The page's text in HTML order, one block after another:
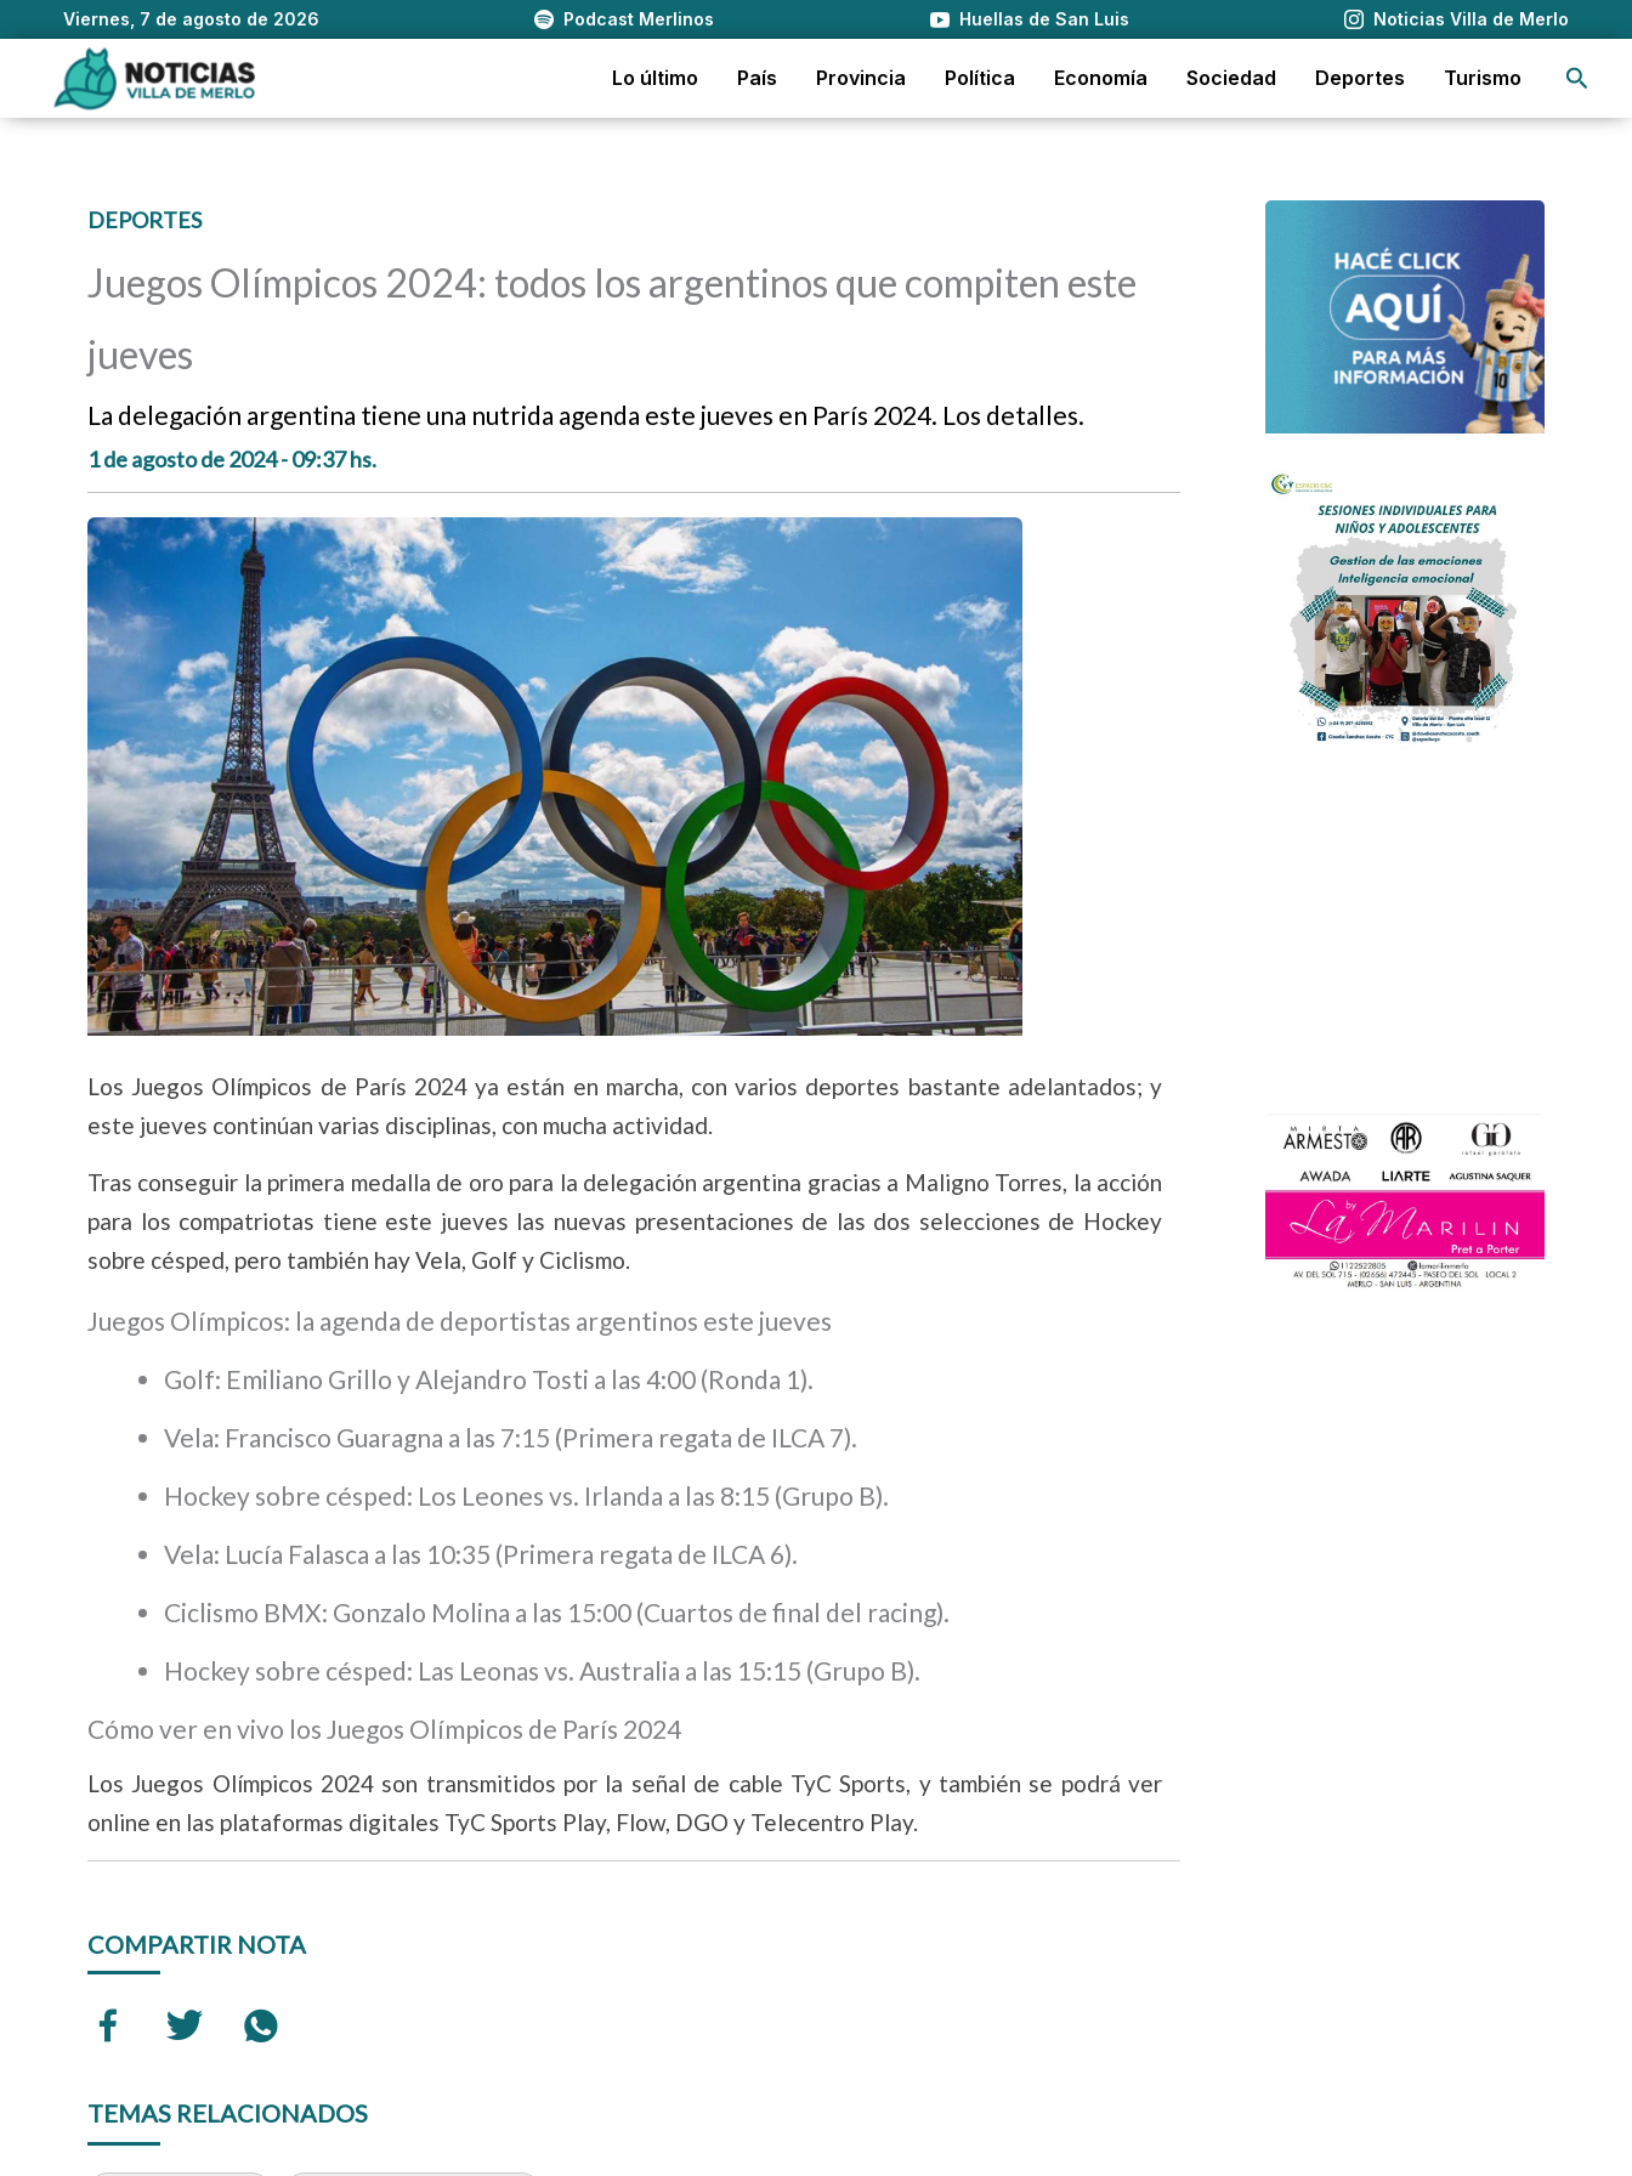
Viernes, 7 de agosto de 2026 Podcast Merlinos Huellas de San Luis Noticias Villa de Merlo
contenido
Lo último País Provincia Política Economía Sociedad Deportes Turismo
DEPORTES
Juegos Olímpicos 2024: todos los argentinos que compiten este
jueves
La delegación argentina tiene una nutrida agenda este jueves en París 2024. Los detalles.
1 de agosto de 2024 - 09:37 hs.
Los Juegos Olímpicos de París 2024 ya están en marcha, con varios deportes bastante adelantados; y
este jueves continúan varias disciplinas, con mucha actividad.
Tras conseguir la primera medalla de oro para la delegación argentina gracias a Maligno Torres, la acción
para los compatriotas tiene este jueves las nuevas presentaciones de las dos selecciones de Hockey
sobre césped, pero también hay Vela, Golf y Ciclismo.
Juegos Olímpicos: la agenda de deportistas argentinos este jueves
Golf: Emiliano Grillo y Alejandro Tosti a las 4:00 (Ronda 1).
Vela: Francisco Guaragna a las 7:15 (Primera regata de ILCA 7).
Hockey sobre césped: Los Leones vs. Irlanda a las 8:15 (Grupo B).
Vela: Lucía Falasca a las 10:35 (Primera regata de ILCA 6).
Ciclismo BMX: Gonzalo Molina a las 15:00 (Cuartos de final del racing).
Hockey sobre césped: Las Leonas vs. Australia a las 15:15 (Grupo B).
Cómo ver en vivo los Juegos Olímpicos de París 2024
Los Juegos Olímpicos 2024 son transmitidos por la señal de cable TyC Sports, y también se podrá ver
online en las plataformas digitales TyC Sports Play, Flow, DGO y Telecentro Play.
COMPARTIR NOTA
TEMAS RELACIONADOS